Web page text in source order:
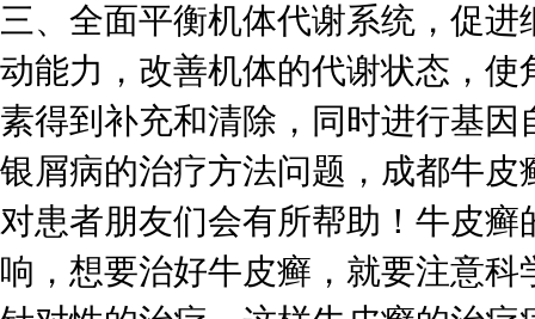
三、全面平衡机体代谢系统，促
动能力，改善机体的代谢状态，
素得到补充和清除，同时进行基因
银屑病的治疗方法问题，成都牛
对患者朋友们会有所帮助！牛皮
响，想要治好牛皮癣，就要注意